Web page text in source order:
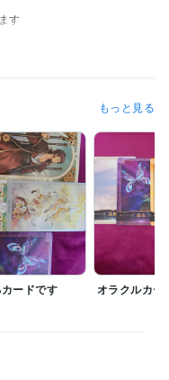
す
いますので、よろしくお
雑談
もっと見る
ードです オラクルカー